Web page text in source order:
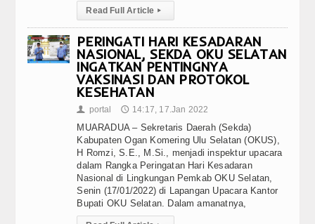
Read Full Article ▸
PERINGATI HARI KESADARAN
NASIONAL, SEKDA OKU SELATAN
INGATKAN PENTINGNYA
VAKSINASI DAN PROTOKOL
KESEHATAN
👤 portal 🕔 14:17, 17.Jan 2022
MUARADUA – Sekretaris Daerah (Sekda)
Kabupaten Ogan Komering Ulu Selatan (OKUS),
H Romzi, S.E., M.Si., menjadi inspektur upacara
dalam Rangka Peringatan Hari Kesadaran
Nasional di Lingkungan Pemkab OKU Selatan,
Senin (17/01/2022) di Lapangan Upacara Kantor
Bupati OKU Selatan. Dalam amanatnya,